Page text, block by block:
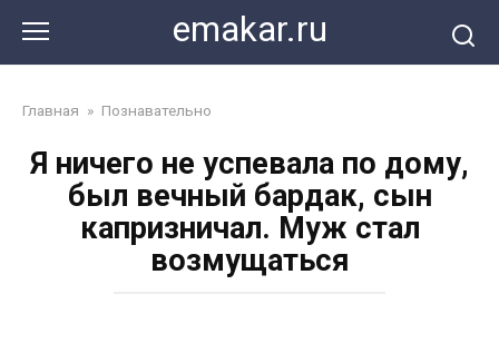
контенту
emakar.ru
Главная » Познавательно
Я ничего не успевала по дому,
был вечный бардак, сын
капризничал. Муж стал
возмущаться